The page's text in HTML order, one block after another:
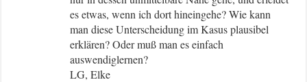
es etwas, wenn ich dort hineingehe? Wie kann
man diese Unterscheidung im Kasus plausibel
erklären? Oder muß man es einfach
auswendiglernen?
LG, Elke